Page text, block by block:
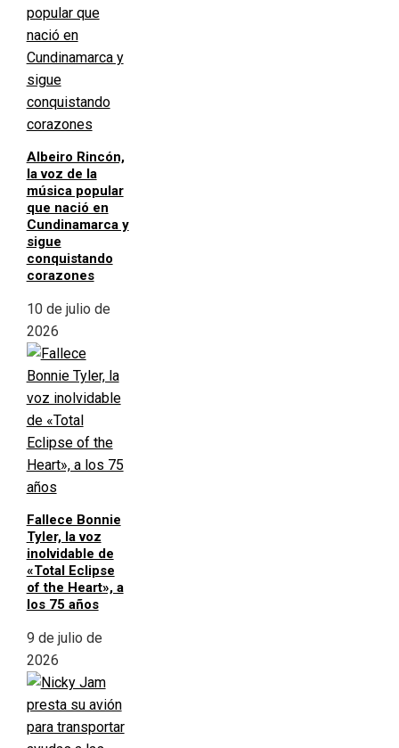
Albeiro Rincón,
la voz de la
música popular
que nació en
Cundinamarca y
sigue
conquistando
corazones
10 de julio de
2026
Fallece Bonnie
Tyler, la voz
inolvidable de
«Total Eclipse
of the Heart», a
los 75 años
9 de julio de
2026